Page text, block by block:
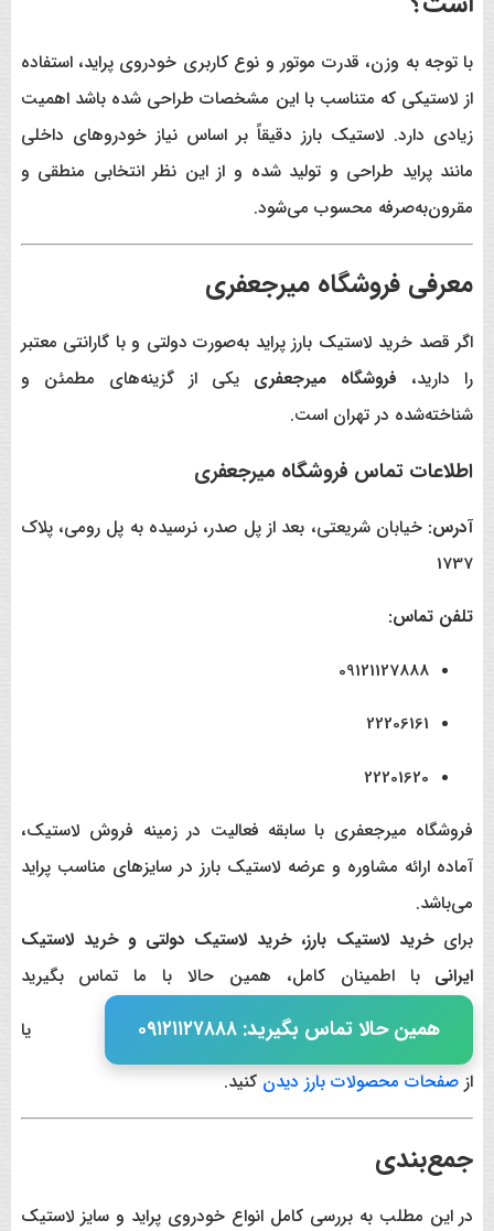
با توجه به وزن، قدرت موتور و نوع کاربری خودروی پراید، استفاده
از لاستیکی که متناسب با این مشخصات طراحی شده باشد اهمیت
زیادی دارد. لاستیک بارز دقیقاً بر اساس نیاز خودروهای داخلی
مانند پراید طراحی و تولید شده و از این نظر انتخابی منطقی و
مقرون‌به‌صرفه محسوب می‌شود.
معرفی فروشگاه میرجعفری
اگر قصد خرید لاستیک بارز پراید به‌صورت دولتی و با گارانتی معتبر
را دارید، فروشگاه میرجعفری یکی از گزینه‌های مطمئن و
شناخته‌شده در تهران است.
اطلاعات تماس فروشگاه میرجعفری
آدرس: خیابان شریعتی، بعد از پل صدر، نرسیده به پل رومی، پلاک
1737
تلفن تماس:
09121127888
22206161
22201620
فروشگاه میرجعفری با سابقه فعالیت در زمینه فروش لاستیک،
آماده ارائه مشاوره و عرضه لاستیک بارز در سایزهای مناسب پراید
می‌باشد.
برای خرید لاستیک بارز، خرید لاستیک دولتی و خرید لاستیک
ایرانی
با اطمینان کامل، همین حالا با ما تماس بگیرید
همین حالا تماس بگیرید: ٠٩١٢١١٢٧٨٨٨
یا
از صفحات محصولات بارز دیدن کنید.
جمع‌بندی
در این مطلب به بررسی کامل انواع خودروی پراید و سایز لاستیک